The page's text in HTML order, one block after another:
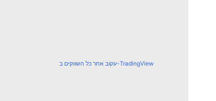
עקוב אחר כל השווקים ב-TradingView